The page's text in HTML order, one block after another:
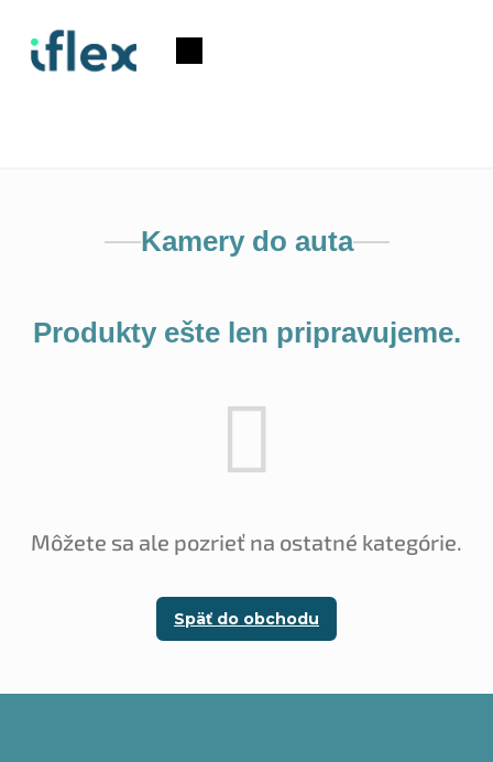
obsah
Nákupný
Kamery do auta
Produkty ešte len pripravujeme.
Môžete sa ale pozrieť na ostatné kategórie.
Späť do obchodu